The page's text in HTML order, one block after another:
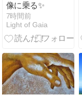
像に乗る✨
7時間前
Light of Gaia